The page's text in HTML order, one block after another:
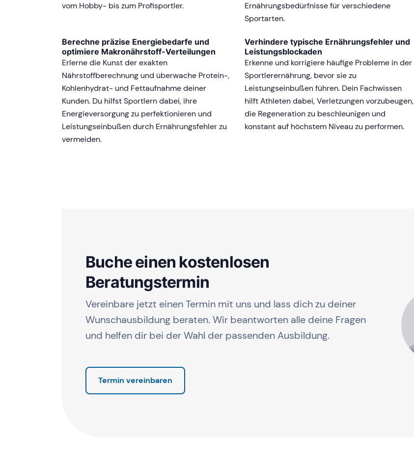
vom Hobby- bis zum Profisportler.
Ernährungsbedürfnisse für verschiedene
Sportarten.
Berechne präzise Energiebedarfe und
optimiere Makronährstoff-Verteilungen
Erlerne die Kunst der exakten
Nährstoffberechnung und überwache Protein-,
Kohlenhydrat- und Fettaufnahme deiner
Kunden. Du hilfst Sportlern dabei, ihre
Energieversorgung zu perfektionieren und
Leistungseinbußen durch Ernährungsfehler zu
vermeiden.
Verhindere typische Ernährungsfehler und
Leistungsblockaden
Erkenne und korrigiere häufige Probleme in der
Sportlerernährung, bevor sie zu
Leistungseinbußen führen. Dein Fachwissen
hilft Athleten dabei, Verletzungen vorzubeugen,
die Regeneration zu beschleunigen und
konstant auf höchstem Niveau zu performen.
Buche einen kostenlosen
Beratungstermin
Vereinbare jetzt einen Termin mit uns und lass dich zu deiner
Wunschausbildung beraten. Wir beantworten alle deine Fragen
und helfen dir bei der Wahl der passenden Ausbildung.
Termin vereinbaren